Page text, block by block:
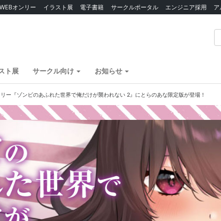
WEBオンリー イラスト展 電子書籍 サークルポータル エンジニア採用
ト展 サークル向け お知らせ
ー『ゾンビのあふれた世界で俺だけが襲われない 2』にとらのあな限定版が登場！